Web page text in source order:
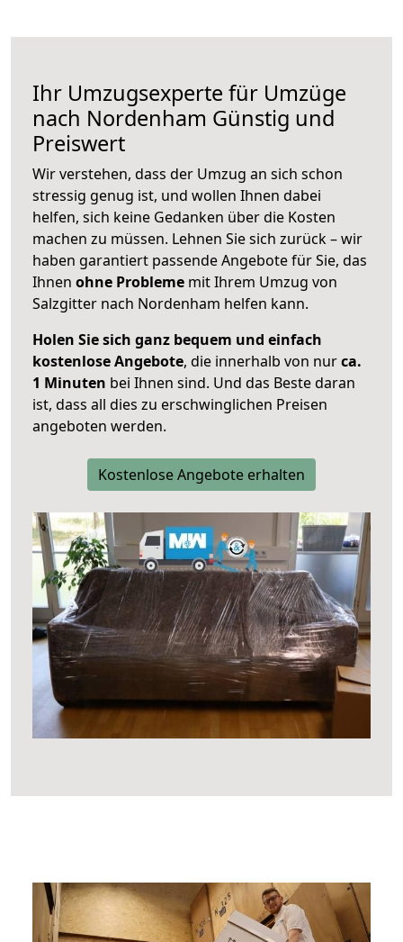
Ihr Umzugsexperte für Umzüge
nach Nordenham Günstig und
Preiswert
Wir verstehen, dass der Umzug an sich schon
stressig genug ist, und wollen Ihnen dabei
helfen, sich keine Gedanken über die Kosten
machen zu müssen. Lehnen Sie sich zurück – wir
haben garantiert passende Angebote für Sie, das
Ihnen ohne Probleme mit Ihrem Umzug von
Salzgitter nach Nordenham helfen kann.
Holen Sie sich ganz bequem und einfach
kostenlose Angebote, die innerhalb von nurca.
1 Minuten bei Ihnen sind. Und das Beste daran
ist, dass all dies zu erschwinglichen Preisen
angeboten werden.
Kostenlose Angebote erhalten